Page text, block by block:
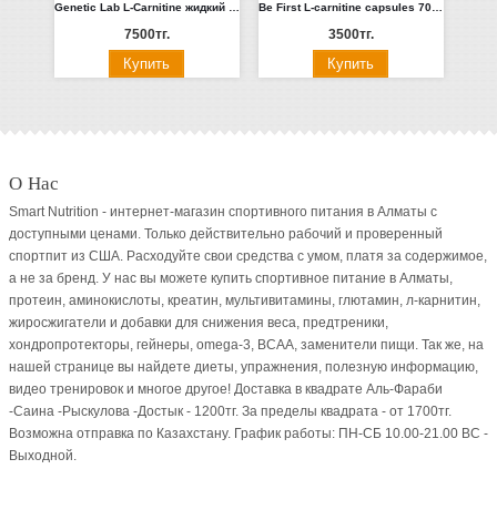
7500тг.
Be First L-carnitine capsules 700 мг 120 капсул
3500тг.
О Нас
Smart Nutrition - интернет-магазин спортивного питания в Алматы с
доступными ценами. Только действительно рабочий и проверенный
спортпит из США. Расходуйте свои средства с умом, платя за содержимое,
а не за бренд. У нас вы можете купить спортивное питание в Алматы,
протеин, аминокислоты, креатин, мультивитамины, глютамин, л-карнитин,
жиросжигатели и добавки для снижения веса, предтреники,
хондропротекторы, гейнеры, omega-3, BCAA, заменители пищи. Так же, на
нашей странице вы найдете диеты, упражнения, полезную информацию,
видео тренировок и многое другое! Доставка в квадрате Аль-Фараби
-Саина -Рыскулова -Достык - 1200тг. За пределы квадрата - от 1700тг.
Возможна отправка по Казахстану. График работы: ПН-СБ 10.00-21.00 ВC -
Выходной.